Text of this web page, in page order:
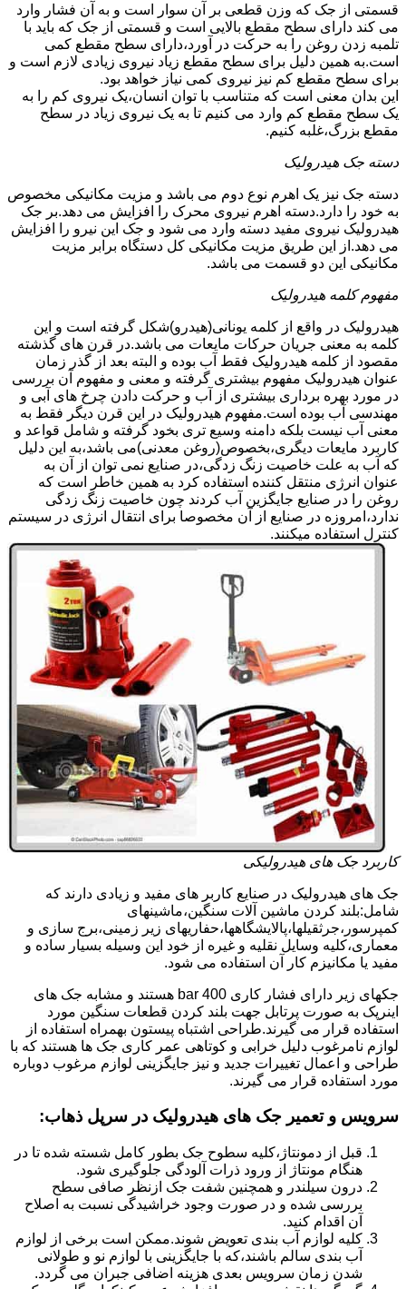
قسمتی از جک که وزن قطعی بر آن سوار است و به آن فشار وارد
می کند دارای سطح مقطع بالایی است و قسمتی از جک که باید با
تلمبه زدن روغن را به حرکت در آورد،دارای سطح مقطع کمی
است.به همین دلیل برای سطح مقطع زیاد نیروی زیادی لازم است و
برای سطح مقطع کم نیز نیروی کمی نیاز خواهد بود.
این بدان معنی است که متناسب با توان انسان،یک نیروی کم را به
یک سطح مقطع کم وارد می کنیم تا به یک نیروی زیاد در سطح
مقطع بزرگ،غلبه کنیم.
دسته جک هیدرولیک
دسته جک نیز یک اهرم نوع دوم می باشد و مزیت مکانیکی مخصوص
به خود را دارد.دسته اهرم نیروی محرک را افزایش می دهد.بر جک
هیدرولیک نیروی مفید دسته وارد می شود و جک این نیرو را افزایش
می دهد.از این طریق مزیت مکانیکی کل دستگاه برابر مزیت
مکانیکی این دو قسمت می باشد.
مفهوم کلمه هیدرولیک
هیدرولیک در واقع از کلمه یونانی(هیدرو)شکل گرفته است و این
کلمه به معنی جریان حرکات مایعات می باشد.در قرن های گذشته
مقصود از کلمه هیدرولیک فقط آب بوده و البته بعد از گذر زمان
عنوان هیدرولیک مفهوم بیشتری گرفته و معنی و مفهوم آن بررسی
در مورد بهره برداری بیشتری از آب و حرکت دادن چرخ های آبی و
مهندسی آب بوده است.مفهوم هیدرولیک در این قرن دیگر فقط به
معنی آب نیست بلکه دامنه وسیع تری بخود گرفته و شامل قواعد و
کاربرد مایعات دیگری،بخصوص(روغن معدنی)می باشد،به این دلیل
که آب به علت خاصیت زنگ زدگی،در صنایع نمی توان از آن به
عنوان انرژی منتقل کننده استفاده کرد به همین خاطر است که
روغن را در صنایع جایگزین آب کردند چون خاصیت زنگ زدگی
ندارد،امروزه در صنایع از آن مخصوصا برای انتقال انرژی در سیستم
کنترل استفاده میکنند.
کاربرد جک های هیدرولیکی
جک های هیدرولیک در صنایع کاربر های مفید و زیادی دارند که
شامل:بلند کردن ماشین آلات سنگین،ماشینهای
کمپرسور،جرثقیلها،پالایشگاهها،حفاریهای زیر زمینی،برج سازی و
معماری،کلیه وسایل نقلیه و غیره از خود این وسیله بسیار ساده و
مفید یا مکانیزم کار آن استفاده می شود.
جکهای زیر دارای فشار کاری 400 bar هستند و مشابه جک های
اینرپک به صورت پرتابل جهت بلند کردن قطعات سنگین مورد
استفاده قرار می گیرند.طراحی اشتباه پیستون بهمراه استفاده از
لوازم نامرغوب دلیل خرابی و کوتاهی عمر کاری جک ها هستند که با
طراحی و اعمال تغییرات جدید و نیز جایگزینی لوازم مرغوب دوباره
مورد استفاده قرار می گیرند.
سرویس و تعمیر جک های هیدرولیک در سرپل ذهاب:
قبل از دمونتاژ،کلیه سطوح جک بطور کامل شسته شده تا در
هنگام مونتاژ از ورود ذرات آلودگی جلوگیری شود.
درون سیلندر و همچنین شفت جک ازنظر صافی سطح
بررسی شده و در صورت وجود خراشیدگی نسبت به اصلاح
آن اقدام کنید.
کلیه لوازم آب بندی تعویض شوند.ممکن است برخی از لوازم
آب بندی سالم باشند،که با جایگزینی با لوازم نو و طولانی
شدن زمان سرویس بعدی هزینه اضافی جبران می گردد.